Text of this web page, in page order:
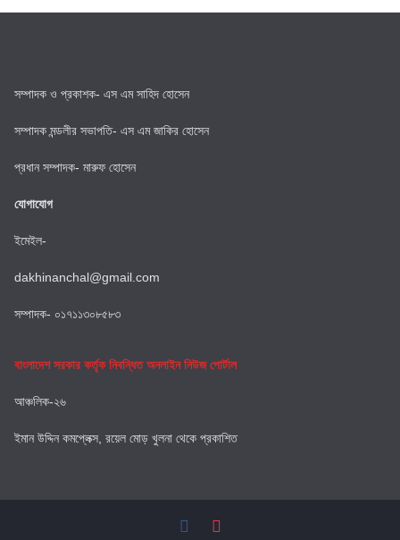
সম্পাদক ও প্রকাশক- এস এম সাহিদ হোসেন
সম্পাদক মন্ডলীর সভাপতি- এস এম জাকির হোসেন
প্রধান সম্পাদক- মারুফ হোসেন
যোগাযোগ
ইমেইল-
dakhinanchal@gmail.com
সম্পাদক- ০১৭১১৩০৮৫৮৩
বাংলাদেশ সরকার কর্তৃক নিবন্ধিত অনলাইন নিউজ পোর্টাল
আঞ্চলিক-২৬
ইমান উদ্দিন কমপ্লেক্স, রয়েল মোড় খুলনা থেকে প্রকাশিত